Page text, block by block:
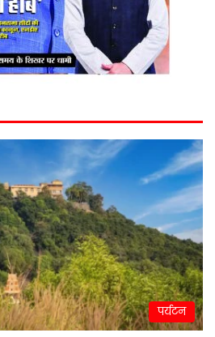
पर्यटन